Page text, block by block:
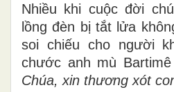
Nhiều khi cuộc đời
lồng đèn bị tắt lửa
soi chiếu cho người
chước anh mù
Chúa, xin thương xót